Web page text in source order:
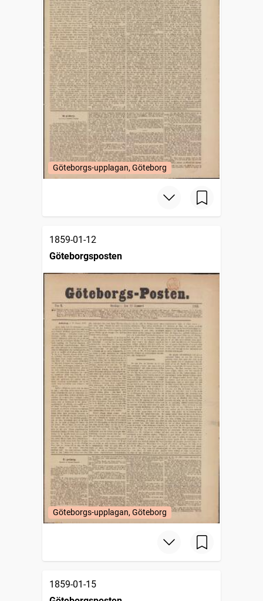
Göteborgs-upplagan, Göteborg
1859-01-12
Göteborgsposten
Göteborgs-upplagan, Göteborg
1859-01-15